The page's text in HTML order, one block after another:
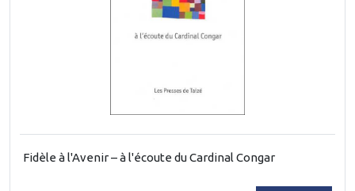
Fidèle à l'Avenir – à l'écoute du Cardinal Congar